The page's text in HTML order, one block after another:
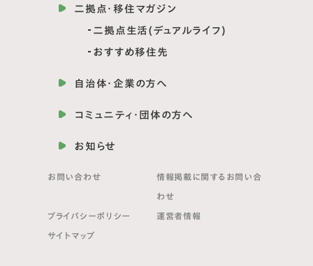
二拠点・移住マガジン
二拠点生活(デュアルライフ)
おすすめ移住先
自治体・企業の方へ
コミュニティ・団体の方へ
お知らせ
お問い合わせ 情報掲載に関する お問い合
わせ
プライバシーポリシー 運営者情報
サイトマップ